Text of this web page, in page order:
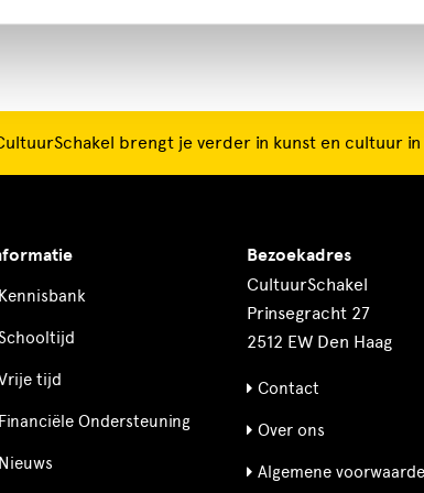
brengt je verder in kunst en cultuur in
tijd
Ondersteuning
Bezoekadres
CultuurSchakel
Prinsegracht 27
2512 EW Den Haag
Contact
Over ons
Algemene